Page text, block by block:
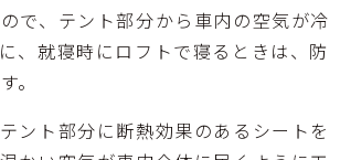
で、テント部分から車内の空気が冷
、就寝時にロフトで寝るときは、防
。
ント部分に断熱効果のあるシートを